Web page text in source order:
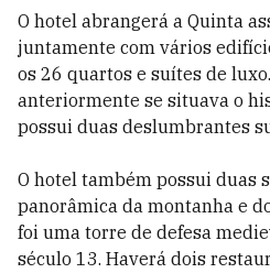
O hotel abrangerá a Quinta
juntamente com vários
os 26 quartos e suítes de
anteriormente se situava o
possui duas deslumbrantes
O hotel também possui duas
panorâmica da montanha e
foi uma torre de defesa
século 13. Haverá dois